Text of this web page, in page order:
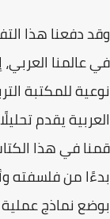
وقد دفعنا هذا
في عالمنا
نوعية للمكتبة
العربية يقدم
قمنا في هذا
بدءًا من فلسفته
بوضع نماذج